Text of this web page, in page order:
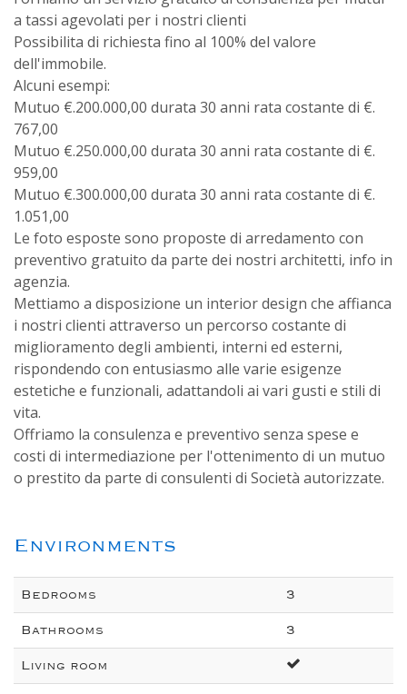
a tassi agevolati per i nostri clienti
Possibilita di richiesta fino al 100% del valore
dell'immobile.
Alcuni esempi:
Mutuo €.200.000,00 durata 30 anni rata costante di €.
767,00
Mutuo €.250.000,00 durata 30 anni rata costante di €.
959,00
Mutuo €.300.000,00 durata 30 anni rata costante di €.
1.051,00
Le foto esposte sono proposte di arredamento con
preventivo gratuito da parte dei nostri architetti, info in
agenzia.
Mettiamo a disposizione un interior design che affianca
i nostri clienti attraverso un percorso costante di
miglioramento degli ambienti, interni ed esterni,
rispondendo con entusiasmo alle varie esigenze
estetiche e funzionali, adattandoli ai vari gusti e stili di
vita.
Offriamo la consulenza e preventivo senza spese e
costi di intermediazione per l'ottenimento di un mutuo
o prestito da parte di consulenti di Società autorizzate.
Environments
Bedrooms 3
Bathrooms 3
Living room